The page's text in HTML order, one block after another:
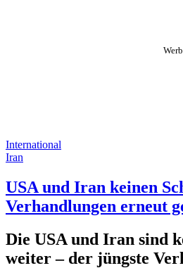
International
Iran
USA und Iran keinen
Verhandlungen erneut
Die USA und Iran sind
weiter – der jüngste